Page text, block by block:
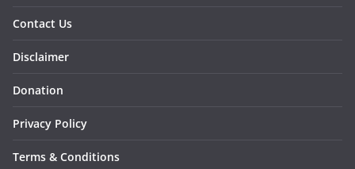
Contact Us
Disclaimer
Donation
Privacy Policy
Terms & Conditions